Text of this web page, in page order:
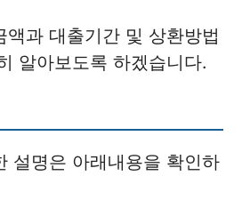
액과 대출기간 및 상환방법
알아보도록 하겠습니다.
설명은 아래내용을 확인하